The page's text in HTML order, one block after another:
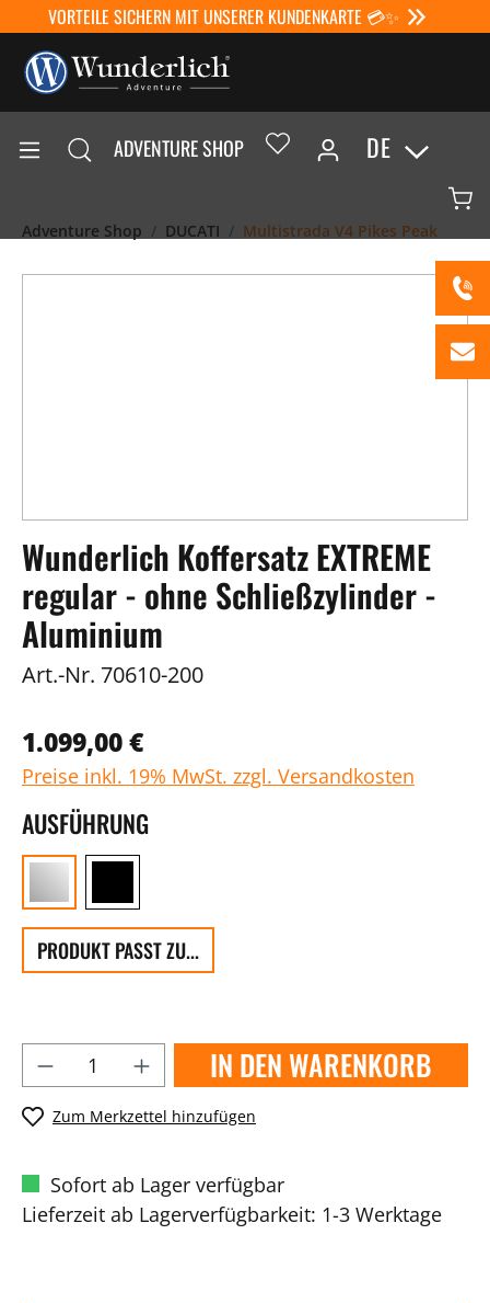
VORTEILE SICHERN MIT UNSERER KUNDENKARTE 💳✨
ADVENTURE SHOP DE
Adventure Shop DUCATI Multistrada V4 Pikes Peak
Wunderlich Koffersatz EXTREME
regular - ohne Schließzylinder -
Aluminium
Art.-Nr. 70610-200
1.099,00 €
Preise inkl. 19% MwSt. zzgl. Versandkosten
AUSFÜHRUNG
PRODUKT PASST ZU...
IN DEN WARENKORB
Zum Merkzettel hinzufügen
Sofort ab Lager verfügbar
Lieferzeit ab Lagerverfügbarkeit: 1-3 Werktage